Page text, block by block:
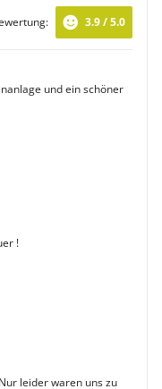
3.9 / 5.0
und ein schöner
!
leider waren uns zu